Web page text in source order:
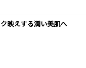
映えする潤い美肌へ